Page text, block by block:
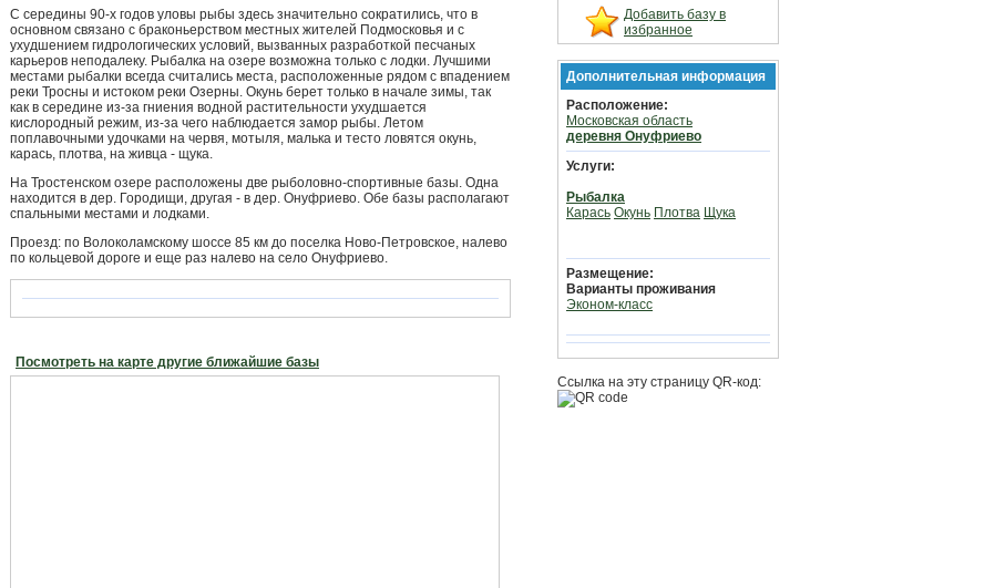
С середины 90-х годов уловы рыбы здесь значительно сократились, что в
основном связано с браконьерством местных жителей Подмосковья и с
ухудшением гидрологических условий, вызванных разработкой песчаных
карьеров неподалеку. Рыбалка на озере возможна только с лодки. Лучшими
местами рыбалки всегда считались места, расположенные рядом с впадением
реки Тросны и истоком реки Озерны. Окунь берет только в начале зимы, так
как в середине из-за гниения водной растительности ухудшается
кислородный режим, из-за чего наблюдается замор рыбы. Летом
поплавочными удочками на червя, мотыля, малька и тесто ловятся окунь,
карась, плотва, на живца - щука.
На Тростенском озере расположены две рыболовно-спортивные базы. Одна
находится в дер. Городищи, другая - в дер. Онуфриево. Обе базы располагают
спальными местами и лодками.
Проезд: по Волоколамскому шоссе 85 км до поселка Ново-Петровское, налево
по кольцевой дороге и еще раз налево на село Онуфриево.
Посмотреть на карте другие ближайшие базы
Добавить базу в
избранное
Дополнительная информация
Расположение:
Московская область
деревня Онуфриево
Услуги:
Рыбалка
Карась Окунь Плотва Щука
Размещение:
Варианты проживания
Эконом-класс
Ссылка на эту страницу QR-код: